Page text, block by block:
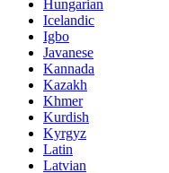
Hungarian
Icelandic
Igbo
Javanese
Kannada
Kazakh
Khmer
Kurdish
Kyrgyz
Latin
Latvian